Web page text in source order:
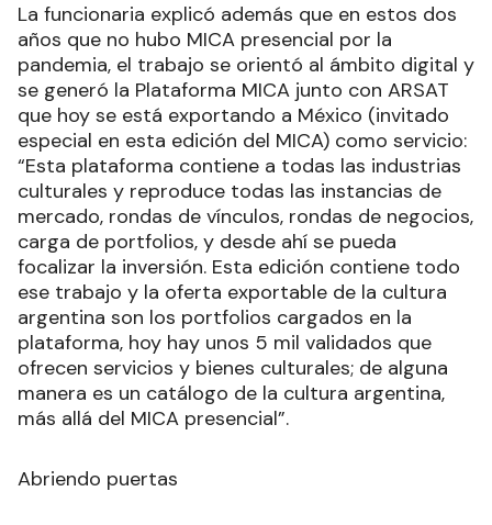
La funcionaria explicó además que en estos dos
años que no hubo MICA presencial por la
pandemia, el trabajo se orientó al ámbito digital y
se generó la Plataforma MICA junto con ARSAT
que hoy se está exportando a México (invitado
especial en esta edición del MICA) como servicio:
“Esta plataforma contiene a todas las industrias
culturales y reproduce todas las instancias de
mercado, rondas de vínculos, rondas de negocios,
carga de portfolios, y desde ahí se pueda
focalizar la inversión. Esta edición contiene todo
ese trabajo y la oferta exportable de la cultura
argentina son los portfolios cargados en la
plataforma, hoy hay unos 5 mil validados que
ofrecen servicios y bienes culturales; de alguna
manera es un catálogo de la cultura argentina,
más allá del MICA presencial”.
Abriendo puertas